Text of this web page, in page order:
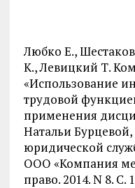
Любко Е.,
К., Левицкий Т.
«Использование
трудовой
применения
Натальи
юридической
ООО «Компания
право. 2014. N 8. С.